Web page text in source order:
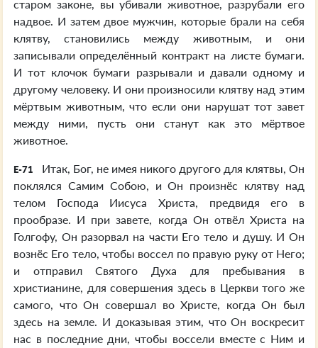
старом законе, вы убивали животное, разрубали его
надвое. И затем двое мужчин, которые брали на себя
клятву, становились между животным, и они
записывали определённый контракт на листе бумаги.
И тот клочок бумаги разрывали и давали одному и
другому человеку. И они произносили клятву над этим
мёртвым животным, что если они нарушат тот завет
между ними, пусть они станут как это мёртвое
животное.
E-71
Итак, Бог, не имея никого другого для клятвы, Он
поклялся Самим Собою, и Он произнёс клятву над
телом Господа Иисуса Христа, предвидя его в
прообразе. И при завете, когда Он отвёл Христа на
Голгофу, Он разорвал на части Его тело и душу. И Он
вознёс Его тело, чтобы воссел по правую руку от Него;
и отправил Святого Духа для пребывания в
христианине, для совершения здесь в Церкви того же
самого, что Он совершал во Христе, когда Он был
здесь на земле. И доказывая этим, что Он воскресит
нас в последние дни, чтобы воссели вместе с Ним и